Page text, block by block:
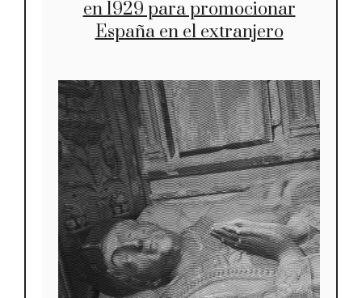
en 1929 para promocionar
España en el extranjero